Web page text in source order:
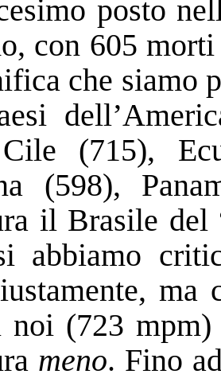
posto
con 605
che siamo
(715),
(598),
il Brasile del
abbiamo
(723
meno. Fino